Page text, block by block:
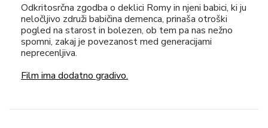
Odkritosrčna zgodba o deklici Romy in njeni babici, ki ju
neločljivo združi babičina demenca, prinaša otroški
pogled na starost in bolezen, ob tem pa nas nežno
spomni, zakaj je povezanost med generacijami
neprecenljiva.
Film ima dodatno gradivo.